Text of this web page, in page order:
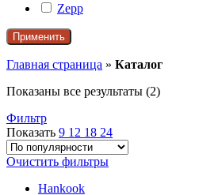
Zepp
Применить
Главная страница » Каталог
Показаны все результаты (2)Сортировка:
Фильтр
Показать 9 12 18 24
Очистить фильтры
Hankook